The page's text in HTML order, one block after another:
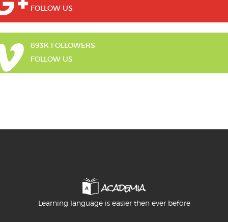
FOLLOW US
893K FOLLOWERS
FOLLOW US
Learning language is easier then ever before